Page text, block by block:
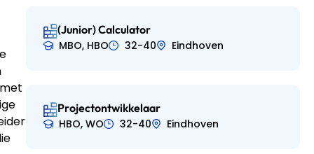
(Junior) Calculator
MBO, HBO
32-40 Eindhoven
Projectontwikkelaar
HBO, WO
32-40 Eindhoven